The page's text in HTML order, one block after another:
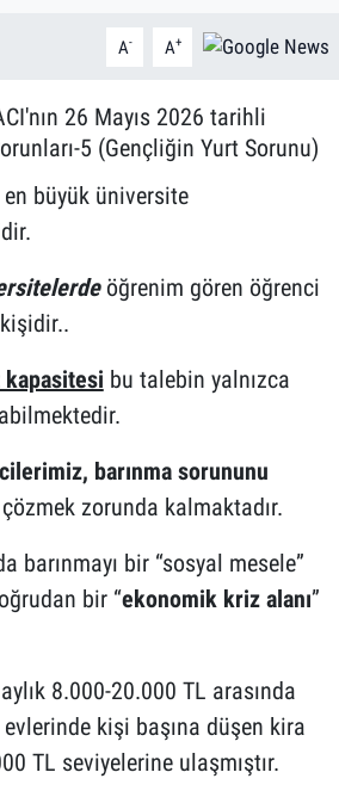
A- A+
26 Mayıs 2026 tarihli
5 (Gençliğin Yurt Sorunu)
en büyük üniversite
öğrenim gören öğrenci
bu talebin yalnızca
barınma sorununu
çözmek zorunda kalmaktadır.
barınmayı bir “sosyal mesele”
bir “ekonomik kriz alanı”
8.000-20.000 TL arasında
kişi başına düşen kira
TL seviyelerine ulaşmıştır.